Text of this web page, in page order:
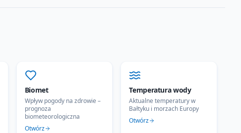
Biomet
Wpływ pogody na zdrowie –
prognoza
biometeorologiczna
Otwórz
Temperatura wody
Aktualne temperatury w
Bałtyku i morzach Europy
Otwórz